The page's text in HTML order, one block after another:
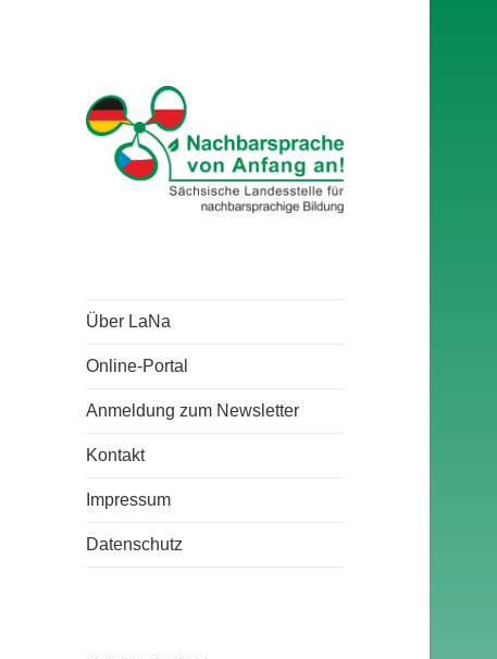
Über LaNa
Online-Portal
Anmeldung zum Newsletter
Kontakt
Impressum
Datenschutz